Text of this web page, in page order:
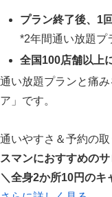
プラン終了後、1
*2年間通い放題プ
全国100店舗以上
通い放題プランと痛
ア」です。
通いやすさ＆予約の
スマンにおすすめの
＼全身2か所10円のキ